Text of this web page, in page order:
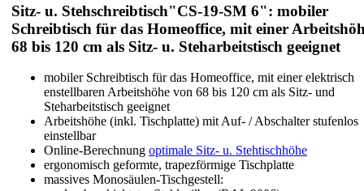
Sitz- u. Stehschreibtisch"CS-19-SM 6": mobiler
Schreibtisch für das Homeoffice, mit einer
68 bis 120 cm als Sitz- u. Steharbeitstisch geeignet
mobiler Schreibtisch für das Homeoffice, mit einer elektrisch
enstellbaren Arbeitshöhe von 68 bis 120 cm als Sitz- und
Steharbeitstisch geeignet
Arbeitshöhe (inkl. Tischplatte) mit Auf- / Abschalter stufenlos
einstellbar
Online-Berechnung optimale Sitz- u. Stehtischhöhe
ergonomisch geformte, trapezförmige Tischplatte
massives Monosäulen-Tischgestell: